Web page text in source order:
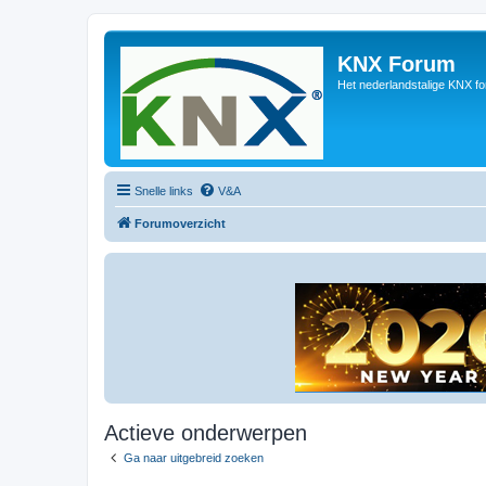
KNX Forum
Het nederlandstalige KNX
Snelle links V&A
Forumoverzicht
Actieve onderwerpen
Ga naar uitgebreid zoeken